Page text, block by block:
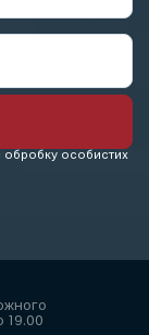
обробку особистих
19.00